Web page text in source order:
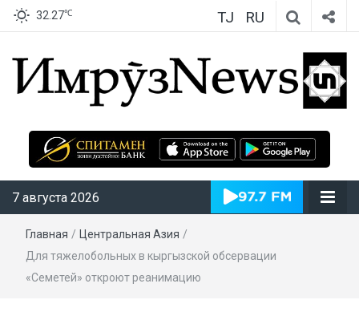
32.27℃ TJ RU
ИмрӯзNews
7 августа 2026
Главная / Центральная Азия /
Для тяжелобольных в кыргызской обсервации
«Семетей» откроют реанимацию